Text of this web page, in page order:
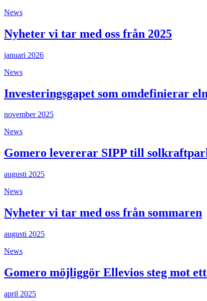
News
Nyheter vi tar med oss från 2025
januari 2026
News
Investeringsgapet som omdefinierar
november 2025
News
Gomero levererar SIPP till
augusti 2025
News
Nyheter vi tar med oss från sommaren
augusti 2025
News
Gomero möjliggör Ellevios steg mot
april 2025